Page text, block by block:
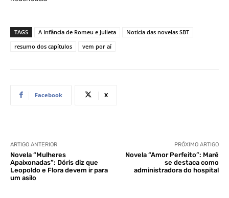
TAGS A Infância de Romeu e Julieta
Noticia das novelas SBT
resumo dos capítulos
vem por aí
Facebook X
ARTIGO ANTERIOR
Novela “Mulheres
Apaixonadas”: Dóris diz que
Leopoldo e Flora devem ir para
um asilo
PRÓXIMO ARTIGO
Novela “Amor Perfeito”: Marê
se destaca como
administradora do hospital